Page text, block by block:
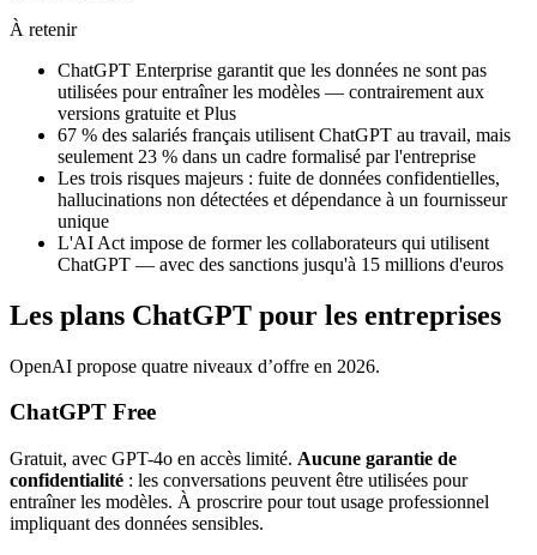
À retenir
ChatGPT Enterprise garantit que les données ne sont pas
utilisées pour entraîner les modèles — contrairement aux
versions gratuite et Plus
67 % des salariés français utilisent ChatGPT au travail, mais
seulement 23 % dans un cadre formalisé par l'entreprise
Les trois risques majeurs : fuite de données confidentielles,
hallucinations non détectées et dépendance à un fournisseur
unique
L'AI Act impose de former les collaborateurs qui utilisent
ChatGPT — avec des sanctions jusqu'à 15 millions d'euros
Les plans ChatGPT pour les entreprises
OpenAI propose quatre niveaux d’offre en 2026.
ChatGPT Free
Gratuit, avec GPT-4o en accès limité. Aucune garantie de
confidentialité : les conversations peuvent être utilisées pour
entraîner les modèles. À proscrire pour tout usage professionnel
impliquant des données sensibles.